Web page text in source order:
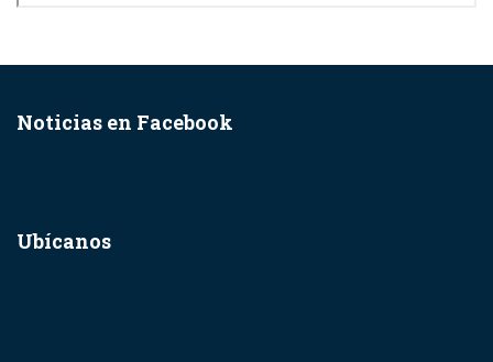
Noticias en Facebook
Ubícanos